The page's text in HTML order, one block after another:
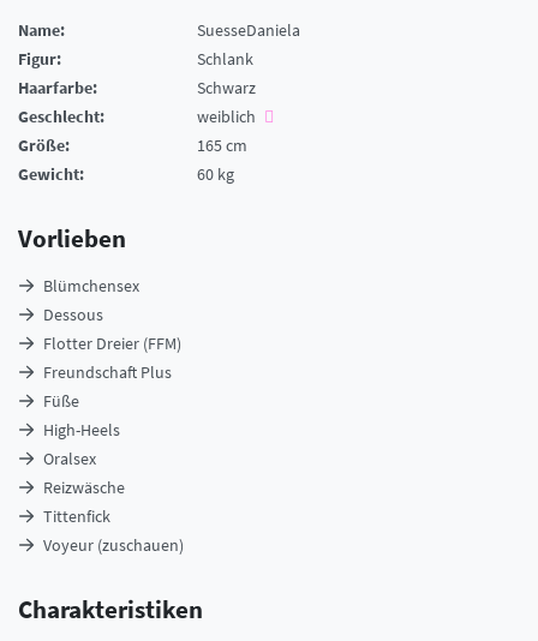
Name:
SuesseDaniela
Figur:
Schlank
Haarfarbe:
Schwarz
Geschlecht:
weiblich
Größe:
165 cm
Gewicht:
60 kg
Vorlieben
Blümchensex
Dessous
Flotter Dreier (FFM)
Freundschaft Plus
Füße
High-Heels
Oralsex
Reizwäsche
Tittenfick
Voyeur (zuschauen)
Charakteristiken